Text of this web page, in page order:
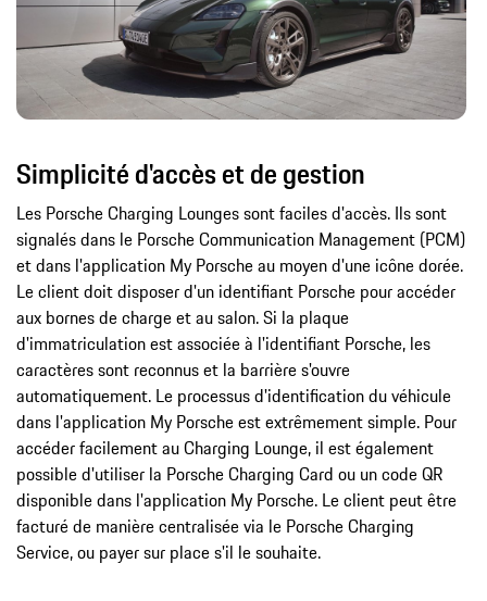
Simplicité d'accès et de gestion
Les Porsche Charging Lounges sont faciles d'accès. Ils sont
signalés dans le Porsche Communication Management (PCM)
et dans l'application My Porsche au moyen d'une icône dorée.
Le client doit disposer d'un identifiant Porsche pour accéder
aux bornes de charge et au salon. Si la plaque
d'immatriculation est associée à l'identifiant Porsche, les
caractères sont reconnus et la barrière s'ouvre
automatiquement. Le processus d'identification du véhicule
dans l'application My Porsche est extrêmement simple. Pour
accéder facilement au Charging Lounge, il est également
possible d'utiliser la Porsche Charging Card ou un code QR
disponible dans l'application My Porsche. Le client peut être
facturé de manière centralisée via le Porsche Charging
Service, ou payer sur place s'il le souhaite.